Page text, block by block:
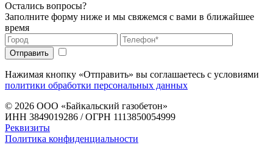
Остались вопросы?
Заполните форму ниже и мы свяжемся с вами в ближайшее
время
Нажимая кнопку «Отправить» вы соглашаетесь с условиями
политики обработки персональных данных
© 2026 ООО «Байкальский газобетон»
ИНН 3849019286 / ОГРН 1113850054999
Реквизиты
Политика конфиденциальности